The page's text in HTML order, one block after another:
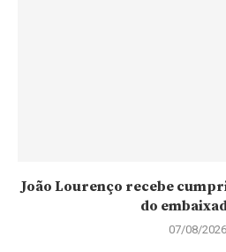
João Lourenço recebe
do
07/08/2026